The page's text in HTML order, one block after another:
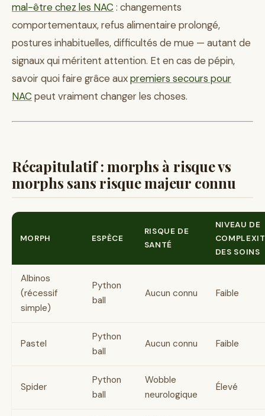
mal-être chez les NAC : changements
comportementaux, refus alimentaire prolongé,
postures inhabituelles, difficultés de mue — autant de
signaux qui méritent attention. Et en cas de pépin,
savoir quoi faire grâce auxpremiers secours pour
NAC peut vraiment changer les choses.
Récapitulatif : morphs à risque vs
morphs sans risque majeur connu
MORPH ESPÈCE
RISQUE DE
SANTÉ
NIVEAU DE
DES SOINS
Albinos
(récessif
simple)
Python
ball
Aucun connu Faible
Pastel
Python
ball
Aucun connu Faible
Spider
Python
ball
Wobble
neurologique
Élevé